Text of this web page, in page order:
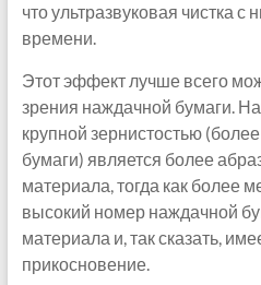
что ультразвуковая чистка
времени.
Этот эффект лучше всего
зрения наждачной бумаги.
крупной зернистостью
бумаги) является более
материала, тогда как более
высокий номер наждачной
материала и, так сказать,
прикосновение.